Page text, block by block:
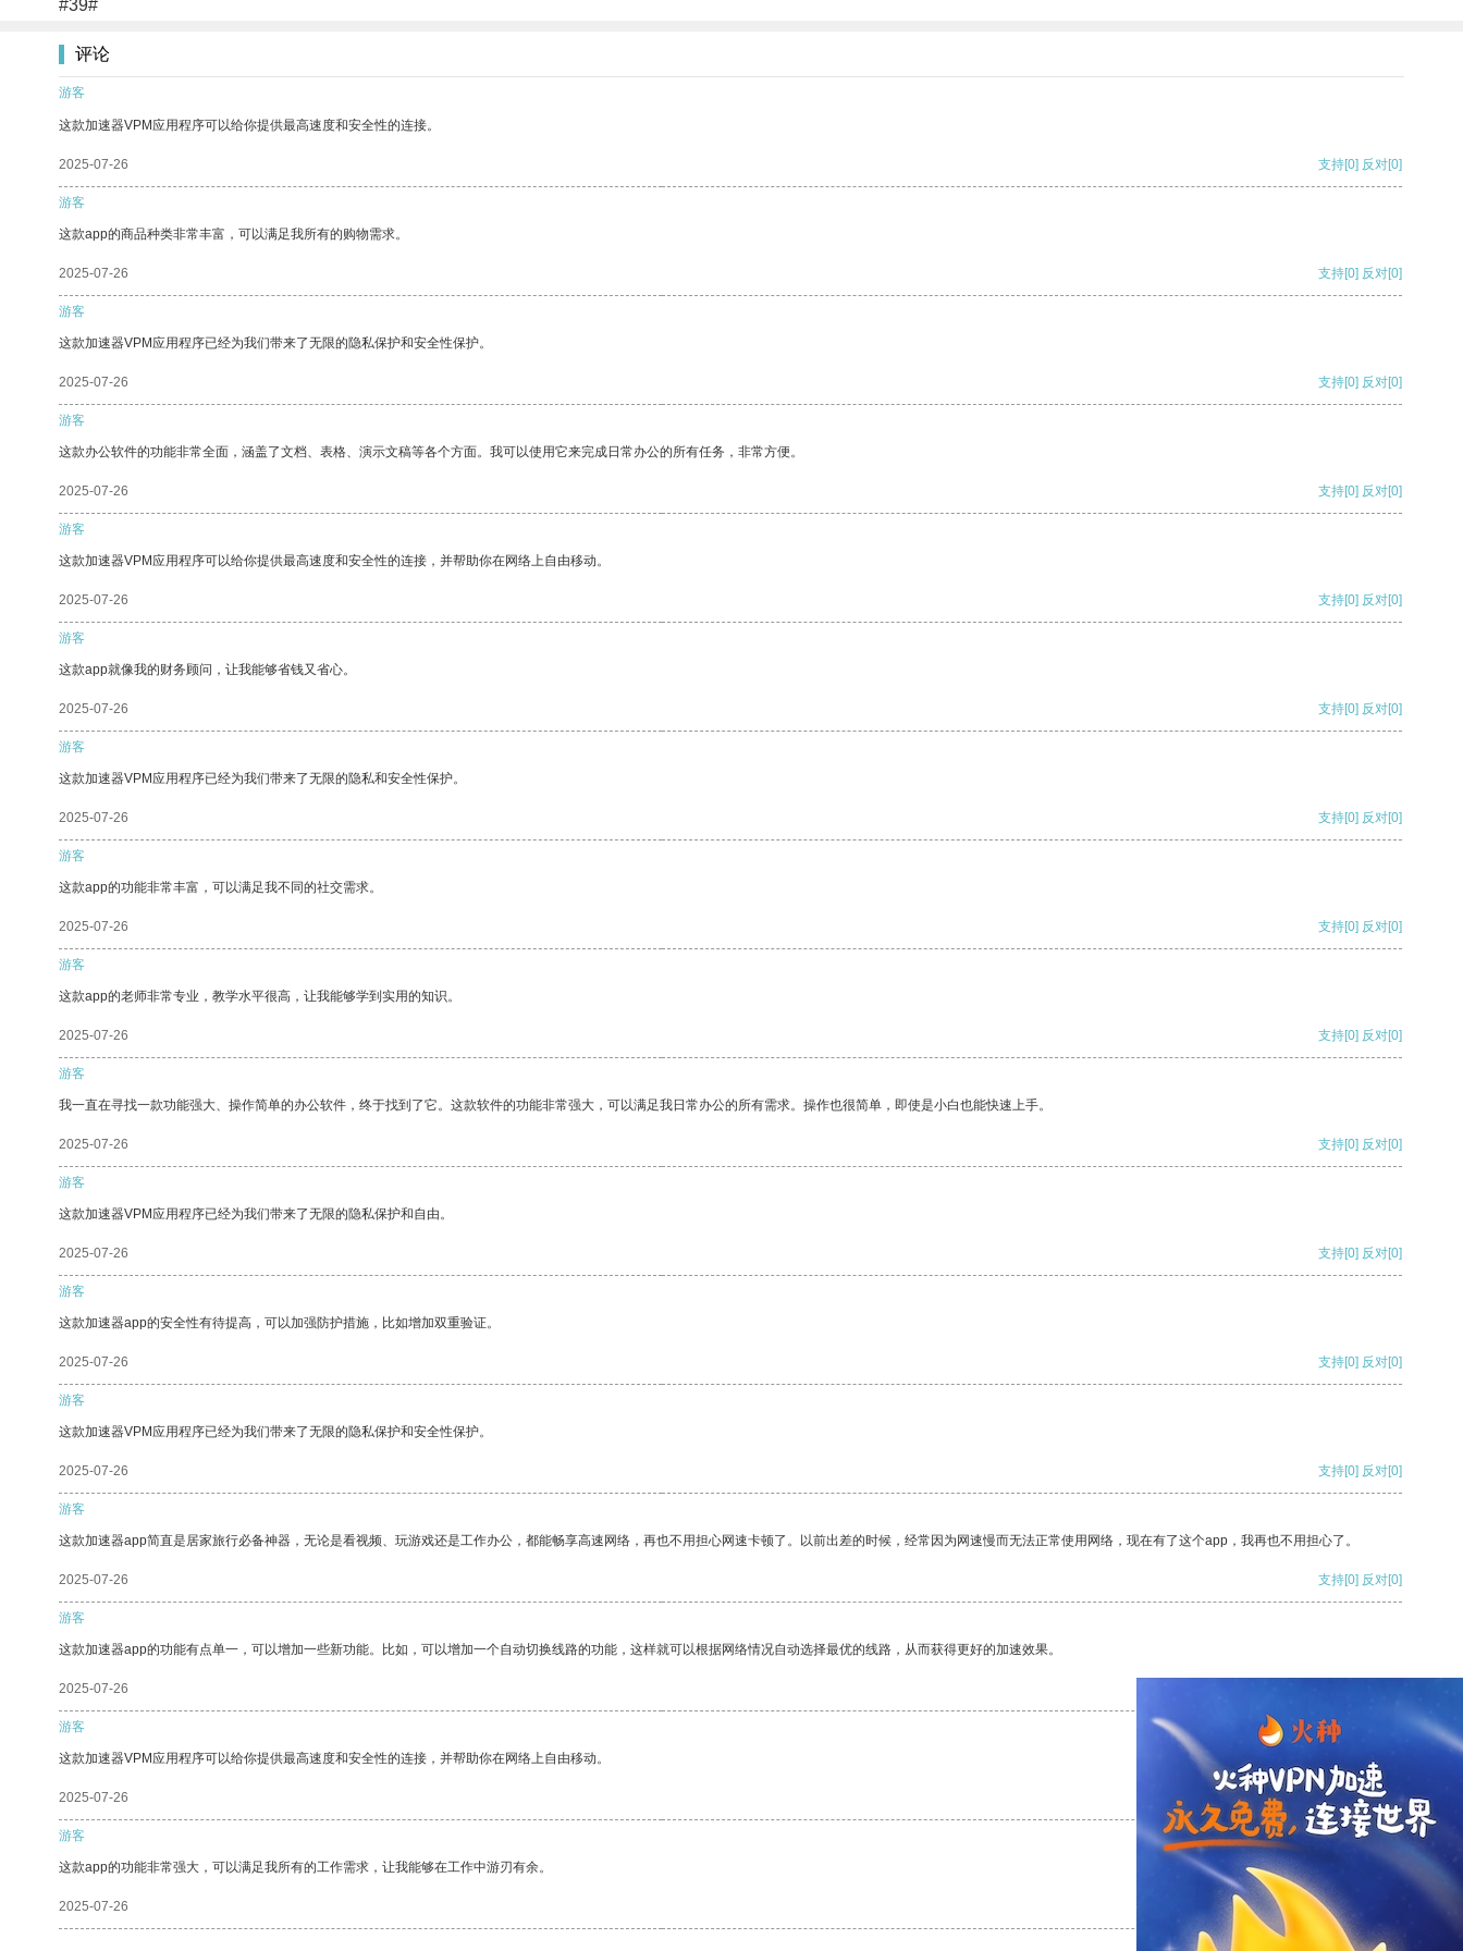
#39#
评论
游客
这款加速器VPM应用程序可以给你提供最高速度和安全性的连接。
2025-07-26 支持[0] 反对[0]
游客
这款app的商品种类非常丰富，可以满足我所有的购物需求。
2025-07-26 支持[0] 反对[0]
游客
这款加速器VPM应用程序已经为我们带来了无限的隐私保护和安全性保护。
2025-07-26 支持[0] 反对[0]
游客
这款办公软件的功能非常全面，涵盖了文档、表格、演示文稿等各个方面。我可以使用它来完成日常办公的所有任务，非常方便。
2025-07-26 支持[0] 反对[0]
游客
这款加速器VPM应用程序可以给你提供最高速度和安全性的连接，并帮助你在网络上自由移动。
2025-07-26 支持[0] 反对[0]
游客
这款app就像我的财务顾问，让我能够省钱又省心。
2025-07-26 支持[0] 反对[0]
游客
这款加速器VPM应用程序已经为我们带来了无限的隐私和安全性保护。
2025-07-26 支持[0] 反对[0]
游客
这款app的功能非常丰富，可以满足我不同的社交需求。
2025-07-26 支持[0] 反对[0]
游客
这款app的老师非常专业，教学水平很高，让我能够学到实用的知识。
2025-07-26 支持[0] 反对[0]
游客
我一直在寻找一款功能强大、操作简单的办公软件，终于找到了它。这款软件的功能非常强大，可以满足我日常办公的所有需求。操作也很简单，即使是小白也能快速上手。
2025-07-26 支持[0] 反对[0]
游客
这款加速器VPM应用程序已经为我们带来了无限的隐私保护和自由。
2025-07-26 支持[0] 反对[0]
游客
这款加速器app的安全性有待提高，可以加强防护措施，比如增加双重验证。
2025-07-26 支持[0] 反对[0]
游客
这款加速器VPM应用程序已经为我们带来了无限的隐私保护和安全性保护。
2025-07-26 支持[0] 反对[0]
游客
这款加速器app简直是居家旅行必备神器，无论是看视频、玩游戏还是工作办公，都能畅享高速网络，再也不用担心网速卡顿了。以前出差的时候，经常因为网速慢而无法正常使用网络，现在有了这个app，我再也不用担心了。
2025-07-26 支持[0] 反对[0]
游客
这款加速器app的功能有点单一，可以增加一些新功能。比如，可以增加一个自动切换线路的功能，这样就可以根据网络情况自动选择最优的线路，从而获得更好的加速效果。
2025-07-26
游客
这款加速器VPM应用程序可以给你提供最高速度和安全性的连接，并帮助你在网络上自由移动。
2025-07-26 支持 [0] 反对 [0]
游客
这款app的功能非常强大，可以满足我所有的工作需求，让我能够在工作中游刃有余。
2025-07-26 支持